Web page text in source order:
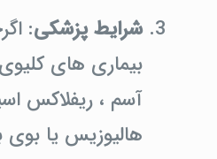
شرایط پزشکی:
بیماری های
آسم ، ریفلاکس
هالیوزیس یا